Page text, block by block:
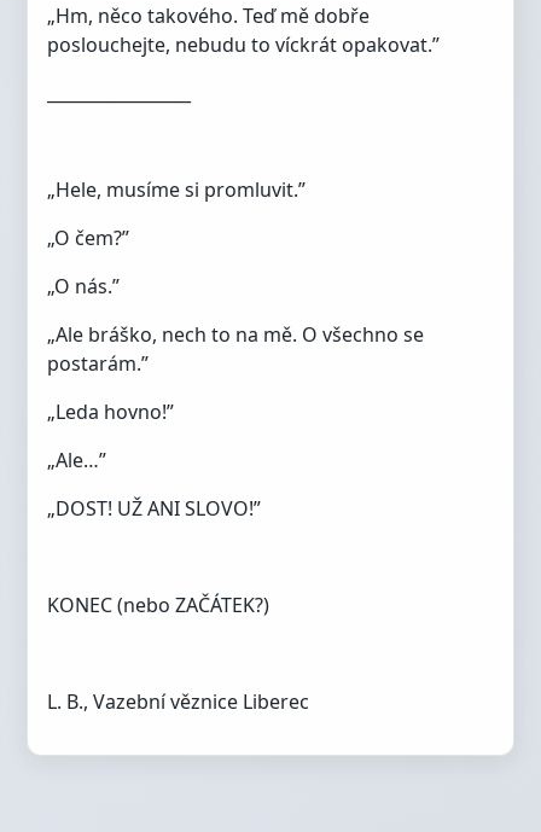
„Hm, něco takového. Teď mě dobře
poslouchejte, nebudu to víckrát opakovat.”
„Hele, musíme si promluvit.”
„O čem?”
„O nás.”
„Ale bráško, nech to na mě. O všechno se
postarám.”
„Leda hovno!”
„Ale…”
„DOST! UŽ ANI SLOVO!”
KONEC (nebo ZAČÁTEK?)
L. B., Vazební věznice Liberec